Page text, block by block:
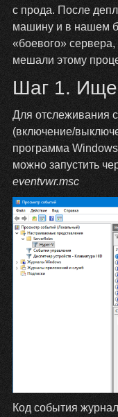
с прода. После
машину и в нашем
«боевого» сервера,
мешали этому
Шаг 1.
Для отслеживания
(включение/
программа
можно запустить
eventvwr.msc
Код события